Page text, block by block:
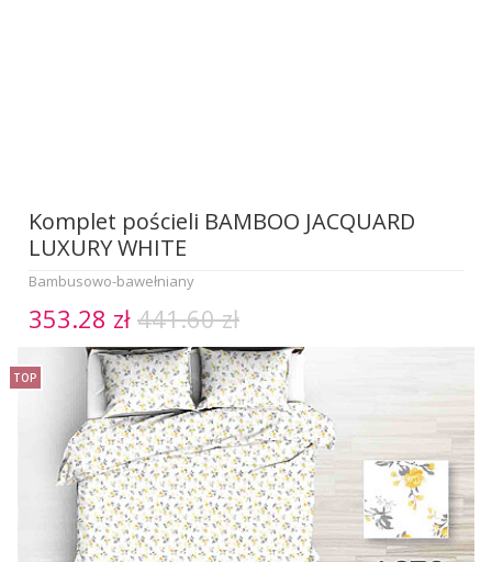
Komplet pościeli BAMBOO JACQUARD
LUXURY WHITE
Bambusowo-bawełniany
353.28 zł441.60 zł
TOP